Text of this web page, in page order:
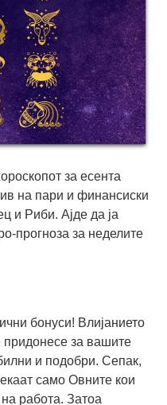
за есента
на пари и финансиски
и Риби. Ајде да ја
прогноза за неделите
бонуси! Влијанието
придонесе за вашите
и подобри. Сепак,
само Овните кои
работа. Затоа